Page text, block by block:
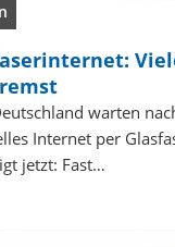
warten
Internet per
jetzt: Fast…